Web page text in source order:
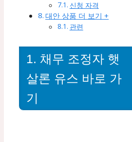
신청 자격
대안 상품 더 보기 +
관련
1. 채무 조정자 햇
살론 유스 바로 가
기